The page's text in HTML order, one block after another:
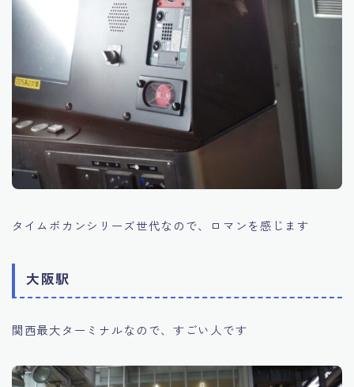
タイムボカンシリーズ世代なので、ロマンを感じます
大阪駅
関西最大ターミナルなので、すごい人です